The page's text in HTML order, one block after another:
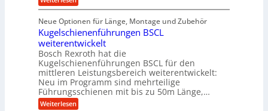
r
r
a
u
e
U
m
g
e
n
g
a
n
g
e
a
l
s
M
a
s
c
h
i
n
e
f
r
p
r
ä
z
i
s
e
H
u
f
r
A
u
t
o
m
o
t
i
v
D
g
i
t
a
l
e
r
W
e
r
k
Neue Optionen für Länge, Montage und Zubehör
Kugelschienenführungen BSCL
weiterentwickelt
Bosch Rexroth hat die
Kugelschienenführungen BSCL für den
mittleren Leistungsbereich weiterentwickelt:
Neu im Programm sind mehrteilige
Führungsschienen mit bis zu 50m Länge,…
Weiterlesen: